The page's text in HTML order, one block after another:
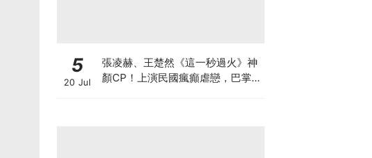
5
20 Jul
張凌赫、王楚然《這一秒過火》神
顏CP！上演民國瘋癲虐戀，巴掌